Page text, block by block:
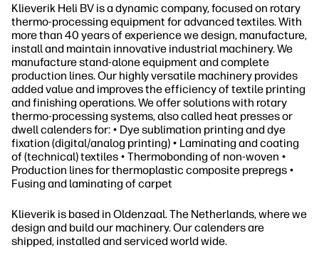
Klieverik Heli BV is a dynamic company, focused on rotary
thermo-processing equipment for advanced textiles. With
more than 40 years of experience we design, manufacture,
install and maintain innovative industrial machinery. We
manufacture stand-alone equipment and complete
production lines. Our highly versatile machinery provides
added value and improves the efficiency of textile printing
and finishing operations. We offer solutions with rotary
thermo-processing systems, also called heat presses or
dwell calenders for: • Dye sublimation printing and dye
fixation (digital/analog printing) • Laminating and coating
of (technical) textiles • Thermobonding of non-woven •
Production lines for thermoplastic composite prepregs •
Fusing and laminating of carpet
Klieverik is based in Oldenzaal. The Netherlands, where we
design and build our machinery. Our calenders are
shipped, installed and serviced world wide.